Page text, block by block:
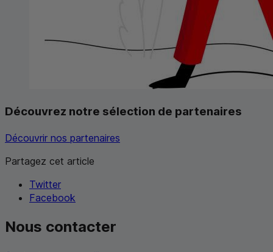
Découvrez notre sélection de partenaires
Découvrir nos partenaires
Partagez cet article
Twitter
Facebook
Nous contacter